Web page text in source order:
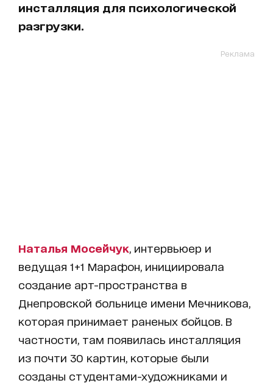
инсталляция для психологической
разгрузки.
Реклама
Наталья Мосейчук , интервьюер и
ведущая 1+1 Марафон, инициировала
создание арт-пространства в
Днепровской больнице имени Мечникова,
которая принимает раненых бойцов. В
частности, там появилась инсталляция
из почти 30 картин, которые были
созданы студентами-художниками и